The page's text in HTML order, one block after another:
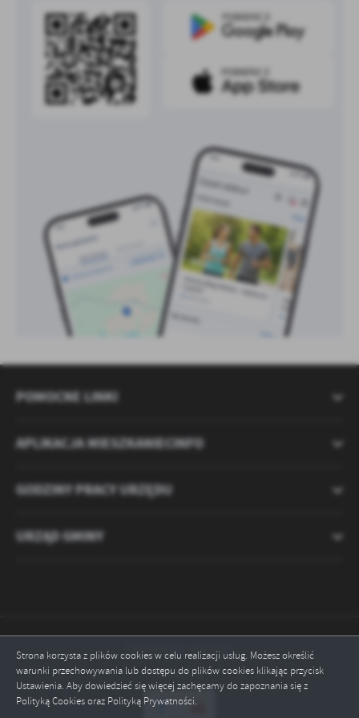
Strona korzysta z plików cookies w celu realizacji usług. Możesz określić
warunki przechowywania lub dostępu do plików cookies klikając przycisk
Ustawienia. Aby dowiedzieć się więcej zachęcamy do zapoznania się z
Polityką Cookies oraz Polityką Prywatności.
POMOCNE LINKI
APLIKACJA MIESZKANIECINFO
GODZINY PRACY URZĘDU
URZĄD GMINY
Odwiedzin: 2121713
Online: 4